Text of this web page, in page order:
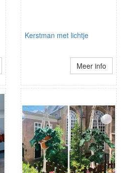
Kerstman met lichtje
Meer info